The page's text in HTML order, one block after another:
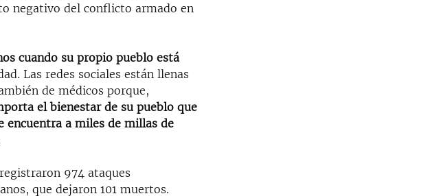
negativo del conflicto armado en
cuando su propio pueblo está
Las redes sociales están llenas
de médicos porque,
el bienestar de su pueblo que
encuentra a miles de millas de
974 ataques
que dejaron 101 muertos.